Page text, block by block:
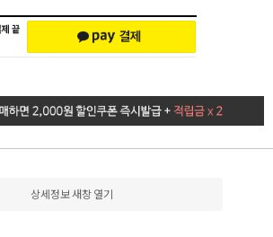
상세정보 새창 열기